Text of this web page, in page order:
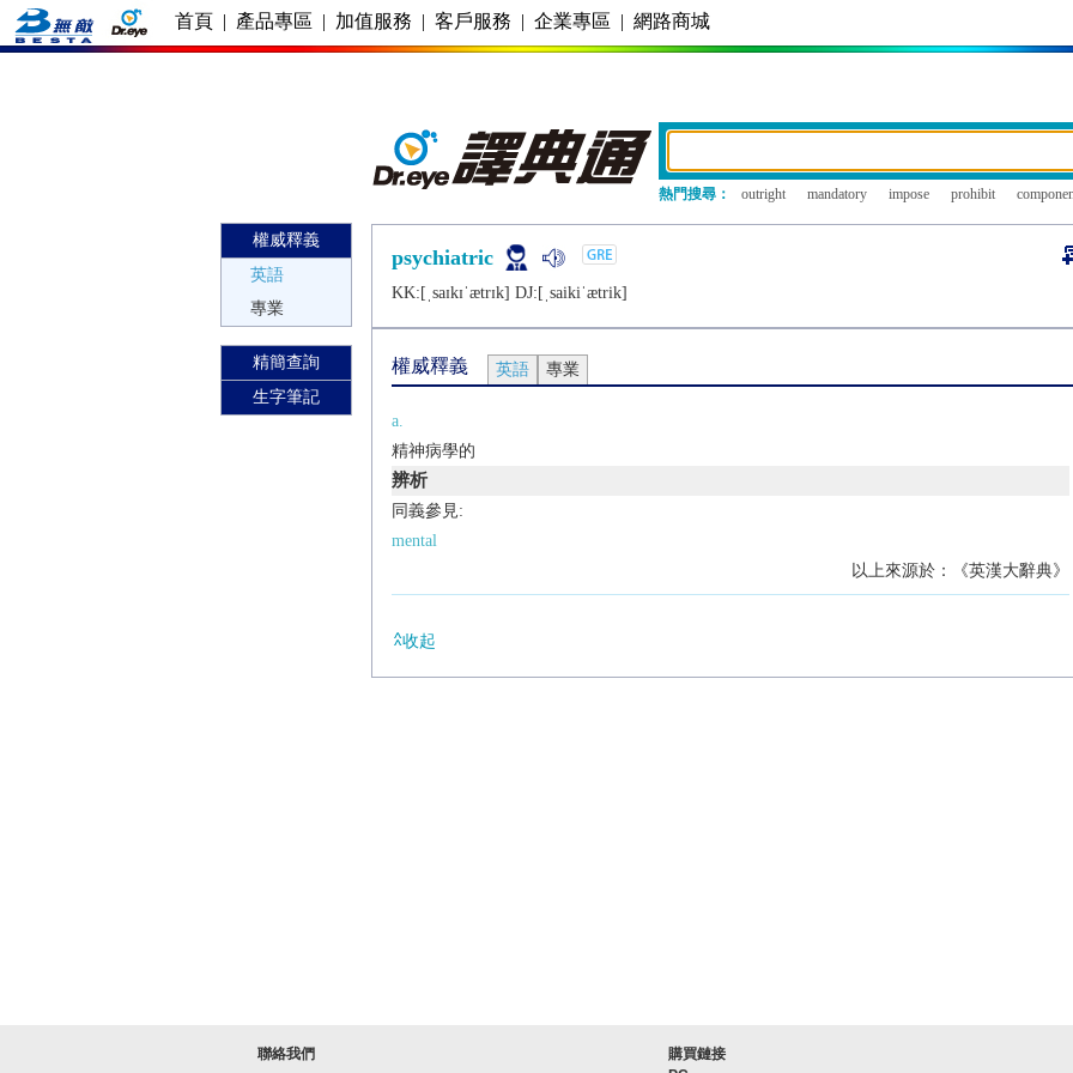
首頁 | 產品專區 | 加值服務 | 客戶服務 | 企業專區 | 網路商城
熱門搜尋： outright mandatory impose prohibit
權威釋義
英語
專業
精簡查詢
生字筆記
psychiatric
KK:[ˌsaɪkɪˈætrɪk] DJ:[ˌsaikiˈætrik]
權威釋義 英語 專業
a.
精神病學的
辨析
同義參見:
mental
以上來源於：《英漢大辭典》
收起
聯絡我們
購買鏈接